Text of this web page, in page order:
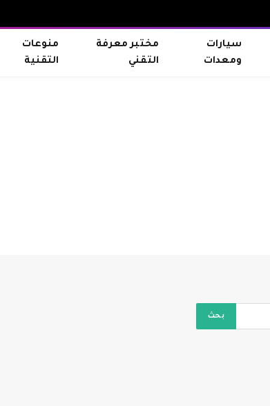
سيارات
ومعدات
مختبر معرفة
التقني
منوعات
التقنية